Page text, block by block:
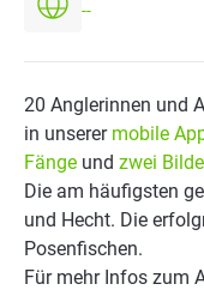
--
20 Anglerinnen und
in unserer mobile
Fänge und zwei
Die am häufigsten
und Hecht. Die
Posenfischen.
Für mehr Infos zum